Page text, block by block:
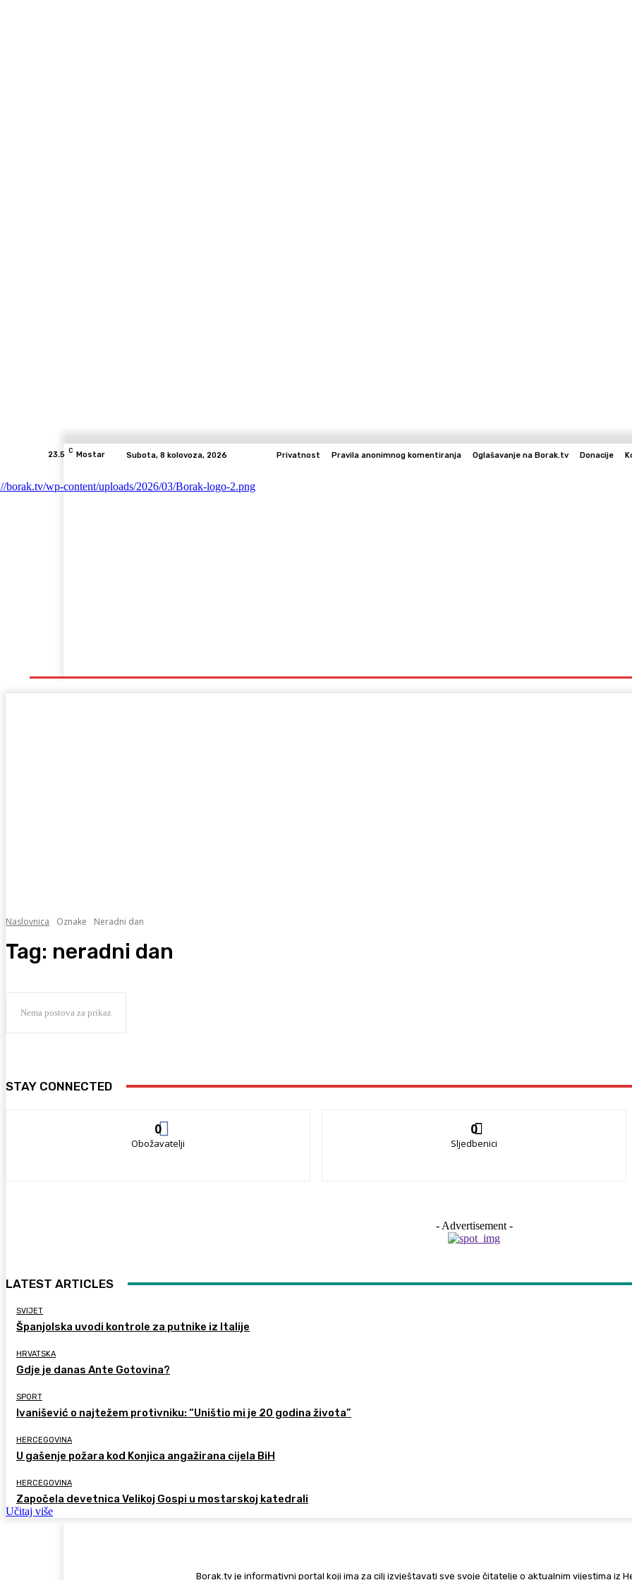
23.5 C Mostar Subota, 8 kolovoza, 2026 Privatnost Pravila anonimnog komentiranja Oglašavanje na Borak.tv Donacije
Naslovnica Oznake Neradni dan
Tag: neradni dan
Nema postova za prikaz
STAY CONNECTED
0
Obožavatelji
0
Sljedbenici
- Advertisement -
LATEST ARTICLES
SVIJET
Španjolska uvodi kontrole za putnike iz Italije
HRVATSKA
Gdje je danas Ante Gotovina?
SPORT
Ivanišević o najtežem protivniku: “Uništio mi je 20 godina života”
HERCEGOVINA
U gašenje požara kod Konjica angažirana cijela BiH
HERCEGOVINA
Započela devetnica Velikoj Gospi u mostarskoj katedrali
Učitaj više
Borak.tv je informativni portal koji ima za cilj izvještavati sve svoje čitatelje o aktualnim vijestima iz